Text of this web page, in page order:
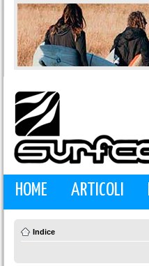
HOME ARTICOLI
Indice